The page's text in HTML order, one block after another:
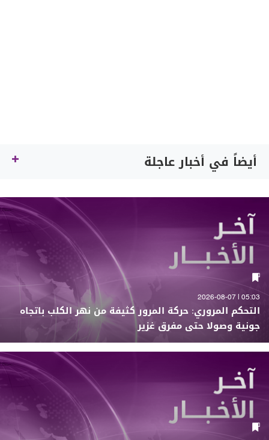
أيضاً في أخبار عاجلة
05:03 | 2026-08-07
التحكم المروري: حركة المرور كثيفة من نهر الكلب باتجاه
جونية وصولا حتى مفرق غزير